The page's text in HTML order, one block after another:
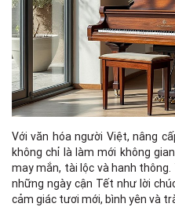
Với văn hóa người Việt, nâng
không chỉ là làm mới không
may mắn, tài lộc và hanh
những ngày cận Tết như lời
cảm giác tươi mới, bình yên và